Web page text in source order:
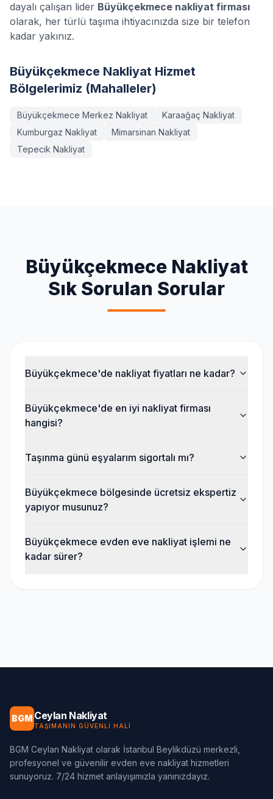
dayalı çalışan lider Büyükçekmece nakliyat firması
olarak, her türlü taşıma ihtiyacınızda size bir telefon
kadar yakınız.
Büyükçekmece Nakliyat Hizmet
Bölgelerimiz (Mahalleler)
Büyükçekmece Merkez Nakliyat Karaağaç Nakliyat
Kumburgaz Nakliyat Mimarsinan Nakliyat
Tepecik Nakliyat
BüyükçekmeceNakliyat
Sık Sorulan Sorular
Büyükçekmece'de nakliyat fiyatları ne kadar?
Büyükçekmece'de en iyi nakliyat firması
hangisi?
Taşınma günü eşyalarım sigortalı mı?
Büyükçekmece bölgesinde ücretsiz ekspertiz
yapıyor musunuz?
Büyükçekmece evden eve nakliyat işlemi ne
kadar sürer?
BGM Ceylan Nakliyat
TAŞIMANIN GÜVENLI HALI
BGM Ceylan Nakliyat olarak İstanbul Beylikdüzü merkezli,
profesyonel ve güvenilir evden eve nakliyat hizmetleri
sunuyoruz. 7/24 hizmet anlayışımızla yanınızdayız.